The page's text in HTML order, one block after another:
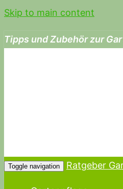
Skip to main content
Tipps und Zubehör zur
Toggle navigation Ratgeber